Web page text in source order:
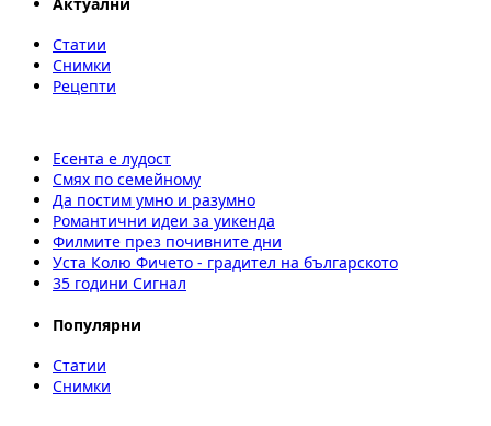
Статии
Снимки
Рецепти
Есента е лудост
Смях по семейному
Да постим умно и разумно
Романтични идеи за уикенда
Филмите през почивните дни
Уста Колю Фичето - градител на българското
35 години Сигнал
Популярни
Статии
Снимки